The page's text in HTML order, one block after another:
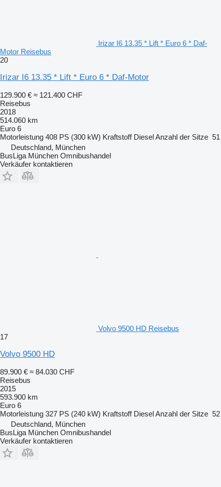
Irizar I6 13.35 * Lift * Euro 6 * Daf-
Motor Reisebus
20
Irizar I6 13.35 * Lift * Euro 6 * Daf-Motor
129.900 € ≈ 121.400 CHF
Reisebus
2018
514.060 km
Euro 6
Motorleistung 408 PS (300 kW) Kraftstoff DieselAnzahl der Sitze 51
Deutschland, München
BusLiga München Omnibushandel
Verkäufer kontaktieren
Volvo 9500 HD Reisebus
17
Volvo 9500 HD
89.900 € ≈ 84.030 CHF
Reisebus
2015
593.900 km
Euro 6
Motorleistung 327 PS (240 kW) Kraftstoff DieselAnzahl der Sitze 52
Deutschland, München
BusLiga München Omnibushandel
Verkäufer kontaktieren